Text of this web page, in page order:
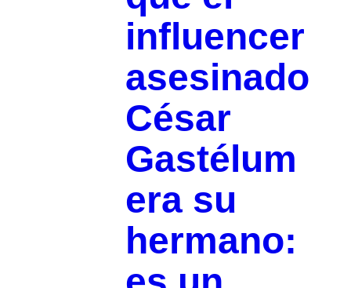
influencer
asesinado
César
Gastélum
era su
hermano: